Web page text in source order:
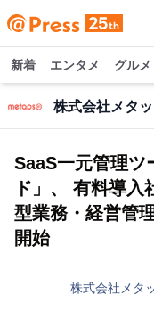
新着 エンタメ グルメ
株式会社メタ
SaaS一元管理ツ
ド」、 有料導
型業務・経営管
開始
株式会社メタ